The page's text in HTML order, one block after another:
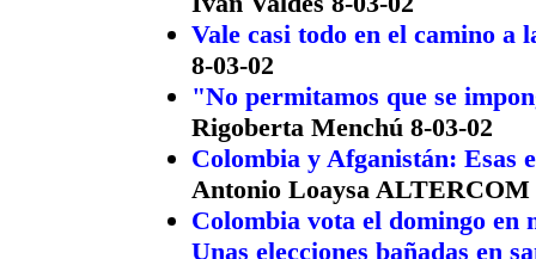
Vale casi todo en el camino a
8-03-02
"No permitamos que se
Rigoberta Menchú 8-03-02
Colombia y Afganistán: Esas
Antonio Loaysa ALTERCOM
Colombia vota el domingo en
Unas elecciones bañadas en